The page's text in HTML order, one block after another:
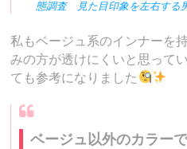
態調査 見た目印象を左右する
私もベージュ系のインナーを
みの方が透けにくいと思って
ても参考になりました
ベージュ以外のカラー